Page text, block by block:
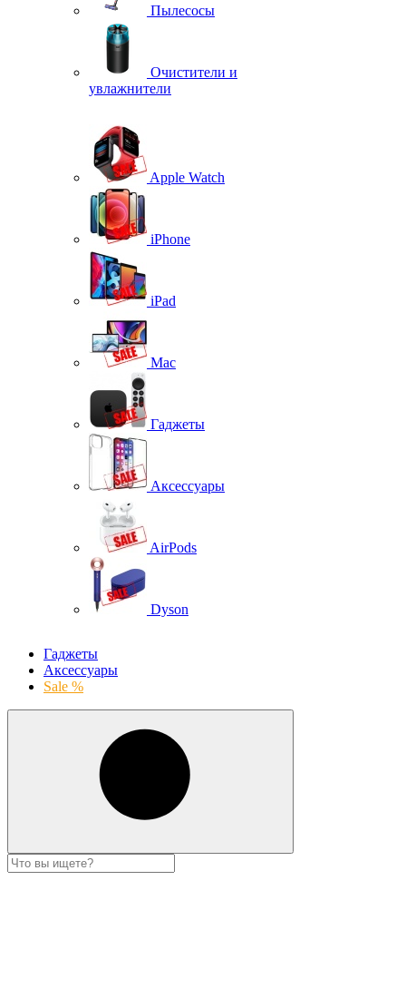
Пылесосы
Очистители и
увлажнители
Apple Watch
iPhone
iPad
Mac
Гаджеты
Аксессуары
AirPods
Dyson
Гаджеты
Аксессуары
Sale %